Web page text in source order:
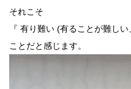
それこそ
『 有り難い (有ることが難しい
ことだと感じます。